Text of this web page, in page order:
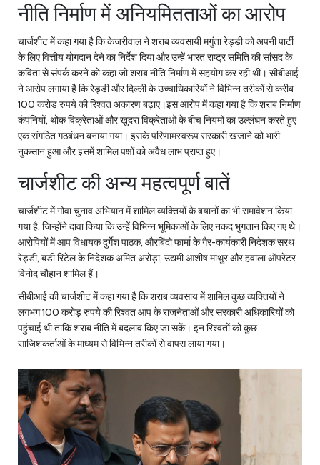
नीति निर्माण में अनियमितताओं का आरोप
चार्जशीट में कहा गया है कि केजरीवाल ने शराब व्यवसायी मगुंता रेड्डी को अपनी पार्टी
के लिए वित्तीय योगदान देने का निर्देश दिया और उन्हें भारत राष्ट्र समिति की सांसद के
कविता से संपर्क करने को कहा जो शराब नीति निर्माण में सहयोग कर रही थीं। सीबीआई
ने आरोप लगाया है कि रेड्डी और दिल्ली के उच्चाधिकारियों ने विभिन्न तरीकों से करीब
100 करोड़ रुपये की रिश्वत अकारण बढ़ाए।इस आरोप में कहा गया है कि शराब निर्माण
कंपनियों, थोक विक्रेताओं और खुदरा विक्रेताओं के बीच नियमों का उल्लंघन करते हुए
एक संगठित गठबंधन बनाया गया। इसके परिणामस्वरूप सरकारी खजाने को भारी
नुकसान हुआ और इसमें शामिल पक्षों को अवैध लाभ प्राप्त हुए।
चार्जशीट की अन्य महत्वपूर्ण बातें
चार्जशीट में गोवा चुनाव अभियान में शामिल व्यक्तियों के बयानों का भी समावेशन किया
गया है, जिन्होंने दावा किया कि उन्हें विभिन्न भूमिकाओं के लिए नकद भुगतान किए गए थे।
आरोपियों में आप विधायक दुर्गेश पाठक, औरबिंदो फार्मा के गैर-कार्यकारी निदेशक सरथ
रेड्डी, बडी रिटेल के निदेशक अमित अरोड़ा, उद्यमी आशीष माथुर और हवाला ऑपरेटर
विनोद चौहान शामिल हैं।
सीबीआई की चार्जशीट में कहा गया है कि शराब व्यवसाय में शामिल कुछ व्यक्तियों ने
लगभग 100 करोड़ रुपये की रिश्वत आप के राजनेताओं और सरकारी अधिकारियों को
पहुंचाई थी ताकि शराब नीति में बदलाव किए जा सकें। इन रिश्वतों को कुछ
साजिशकर्ताओं के माध्यम से विभिन्न तरीकों से वापस लाया गया।